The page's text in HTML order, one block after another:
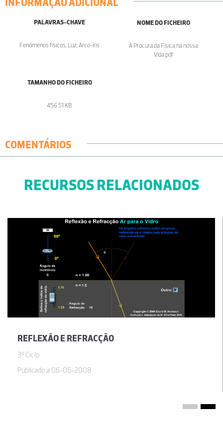
PALAVRAS-CHAVE
Fenómenos físicos, Luz, Arco-íris
NOME DO FICHEIRO
À Procura da Física na nossa
Vida.pdf
TAMANHO DO FICHEIRO
456.51 KB
COMENTÁRIOS
RECURSOS RELACIONADOS
REFLEXÃO E REFRACÇÃO
3º Ciclo
Publicado a 06-06-2008